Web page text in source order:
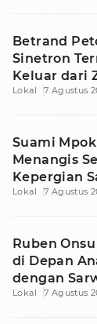
Betrand
Sinetron
Keluar dari
Lokal 7 Agustus
Suami
Menangis
Kepergian
Lokal 7 Agustus
Ruben
di Depan
dengan
Lokal 7 Agustus